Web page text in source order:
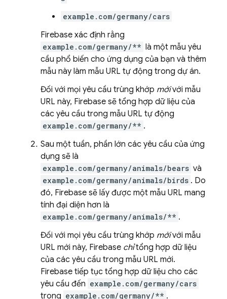
example.com/germany/cars
Firebase xác định rằng
example.com/germany/** là một mẫu yêu
cầu phổ biến cho ứng dụng của bạn và thêm
mẫu này làm mẫu URL tự động trong dự án.
Đối với mọi yêu cầu trùng khớp mớivới mẫu
URL này, Firebase sẽ tổng hợp dữ liệu của
các yêu cầu trong mẫu URL tự động
example.com/germany/** .
Sau một tuần, phần lớn các yêu cầu của ứng
dụng sẽ là
example.com/germany/animals/bears và
example.com/germany/animals/birds . Do
đó, Firebase sẽ lấy được một mẫu URL mang
tính đại diện hơn là
example.com/germany/animals/** .
Đối với mọi yêu cầu trùng khớp mớivới mẫu
URL mới này, Firebase chỉtổng hợp dữ liệu
của các yêu cầu trong mẫu URL mới.
Firebase tiếp tục tổng hợp dữ liệu cho các
yêu cầu đến example.com/germany/cars
trong example.com/germany/** .